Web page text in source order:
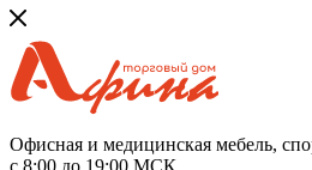
Офисная и медицинская мебель,
с 8:00 до 19:00 МСК